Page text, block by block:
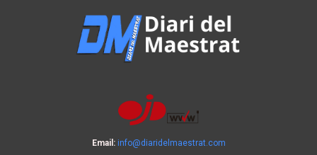
Email: info@diaridelmaestrat.com